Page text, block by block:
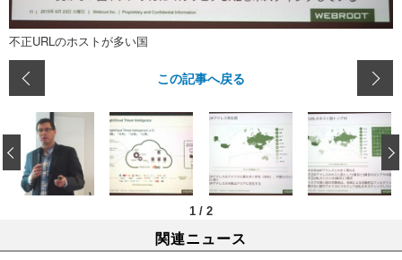
不正URLのホストが多い国
この記事へ戻る
1 / 2
‹
関連ニュース